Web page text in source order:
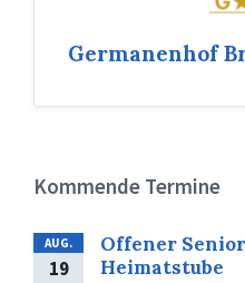
Germanenhof
Kommende Termine
AUG.
19
Offener
Heimatstube